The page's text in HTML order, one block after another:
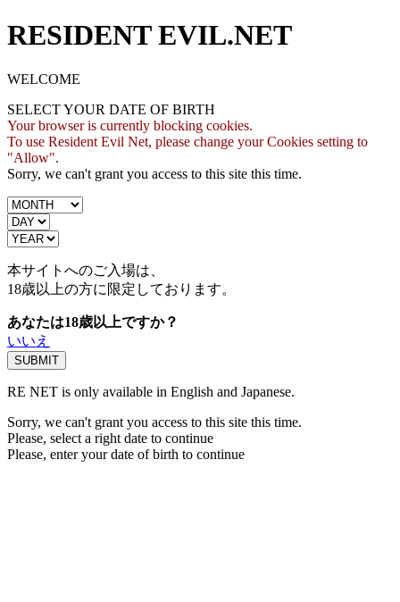
RESIDENT EVIL.NET
WELCOME
SELECT YOUR DATE OF BIRTH
Your browser is currently blocking cookies.
To use Resident Evil Net, please change your Cookies setting to
"Allow".
Sorry, we can't grant you access to this site this time.
本サイトへのご入場は、
18歳以上の方に限定しております。
あなたは18歳以上ですか？
いいえ
RE NET is only available in English and Japanese.
Sorry, we can't grant you access to this site this time.
Please, select a right date to continue
Please, enter your date of birth to continue